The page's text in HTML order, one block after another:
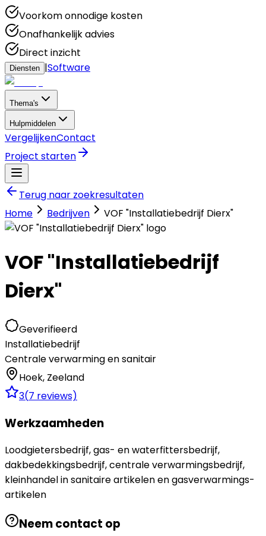
Voorkom onnodige kosten
Onafhankelijk advies
Direct inzicht
Diensten |Software
Thema's
Hulpmiddelen
VergelijkenContact
Project starten
Terug naar zoekresultaten
Home
Bedrijven VOF "Installatiebedrijf Dierx"
VOF "Installatiebedrijf
Dierx"
Geverifieerd
Installatiebedrijf
Centrale verwarming en sanitair
Hoek, Zeeland
3(7 reviews)
Werkzaamheden
Loodgietersbedrijf, gas- en waterfittersbedrijf,
dakbedekkingsbedrijf, centrale verwarmingsbedrijf,
kleinhandel in sanitaire artikelen en gasverwarmings-
artikelen
Neem contact op